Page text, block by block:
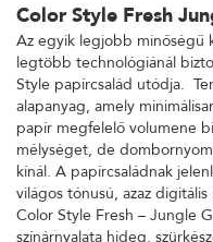
Color Style Fresh
Az egyik legjobb minőségű
legtöbb technológiánál
Style papírcsalád utódja.
alapanyag, amely
papír megfelelő volumene
mélységet, de
kínál. A papírcsaládnak
világos tónusú, azaz digitális
Color Style Fresh – Jungle
színárnyalata hideg,